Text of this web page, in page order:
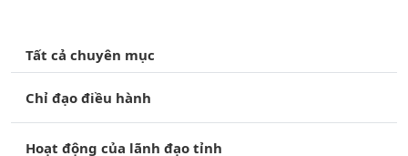
Tất cả chuyên mục
Chỉ đạo điều hành
Hoạt động của lãnh đạo tỉnh